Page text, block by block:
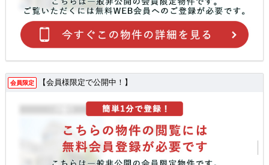
会員限定 【会員様限定で公開中！】